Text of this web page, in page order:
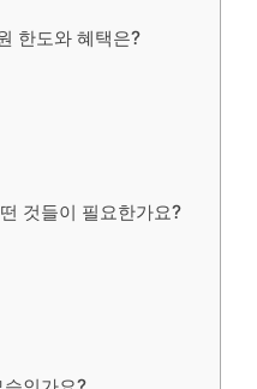
한도와 혜택은?
것들이 필요한가요?